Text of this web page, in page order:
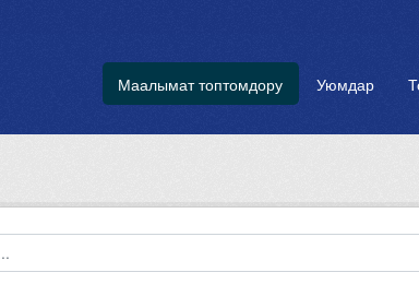
Маалымат топтомдору Уюмдар